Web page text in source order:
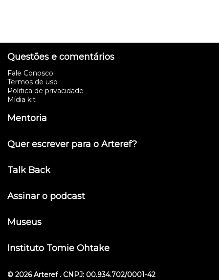
Questões e comentários
Fale Conosco
Termos de uso
Politica de privacidade
Mídia kit
Mentoria
Quer escrever para o Arteref?
Talk Back
Assinar o podcast
Museus
Instituto Tomie Ohtake
© 2026 Arteref . CNPJ: 00.934.702/0001-42